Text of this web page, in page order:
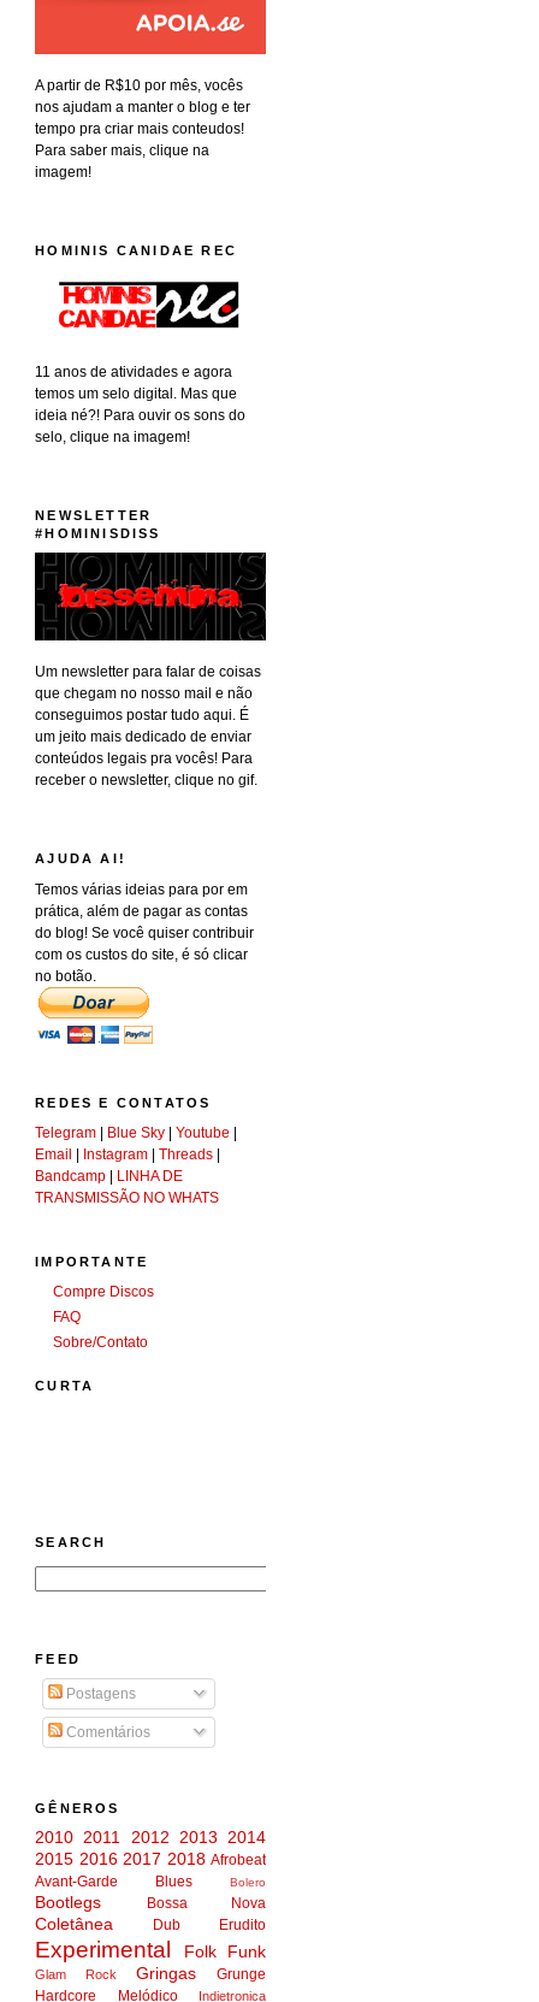
A partir de R$10 por mês, vocês
nos ajudam a manter o blog e ter
tempo pra criar mais conteudos!
Para saber mais, clique na
imagem!
HOMINIS CANIDAE REC
11 anos de atividades e agora
temos um selo digital. Mas que
ideia né?! Para ouvir os sons do
selo, clique na imagem!
NEWSLETTER
#HOMINISDISS
Um newsletter para falar de coisas
que chegam no nosso mail e não
conseguimos postar tudo aqui. É
um jeito mais dedicado de enviar
conteúdos legais pra vocês! Para
receber o newsletter, clique no gif.
AJUDA AI!
Temos várias ideias para por em
prática, além de pagar as contas
do blog! Se você quiser contribuir
com os custos do site, é só clicar
no botão.
REDES E CONTATOS
Telegram | Blue Sky |Youtube |
Email | Instagram |Threads |
Bandcamp | LINHA DE
TRANSMISSÃO NO WHATS
IMPORTANTE
Compre Discos
FAQ
Sobre/Contato
CURTA
SEARCH
FEED
Postagens
Comentários
GÊNEROS
2010 2011 2012 2013 2014
2015 2016 2017 2018 Afrobeat
Avant-Garde
Blues Bolero
Bootlegs Bossa Nova
Coletânea Dub Erudito
Experimental Folk Funk
Glam Rock Gringas
Grunge
Hardcore Melódico
Indietronica